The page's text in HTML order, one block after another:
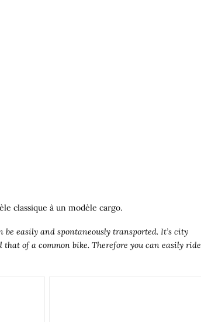
classique à un modèle cargo.
easily and spontaneously transported. It’s city
of a common bike. Therefore you can easily ride